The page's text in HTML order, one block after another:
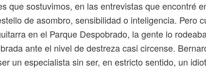
que sostuvimos, en las entrevistas que encontré
de asombro, sensibilidad o inteligencia. Pero
en el Parque Despobrado, la gente lo
ante el nivel de destreza casi circense.
un especialista sin ser, en estricto sentido, un